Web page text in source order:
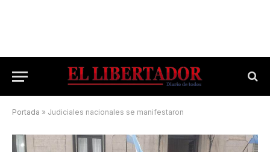
Portada » Judiciales nacionales se manifestaron